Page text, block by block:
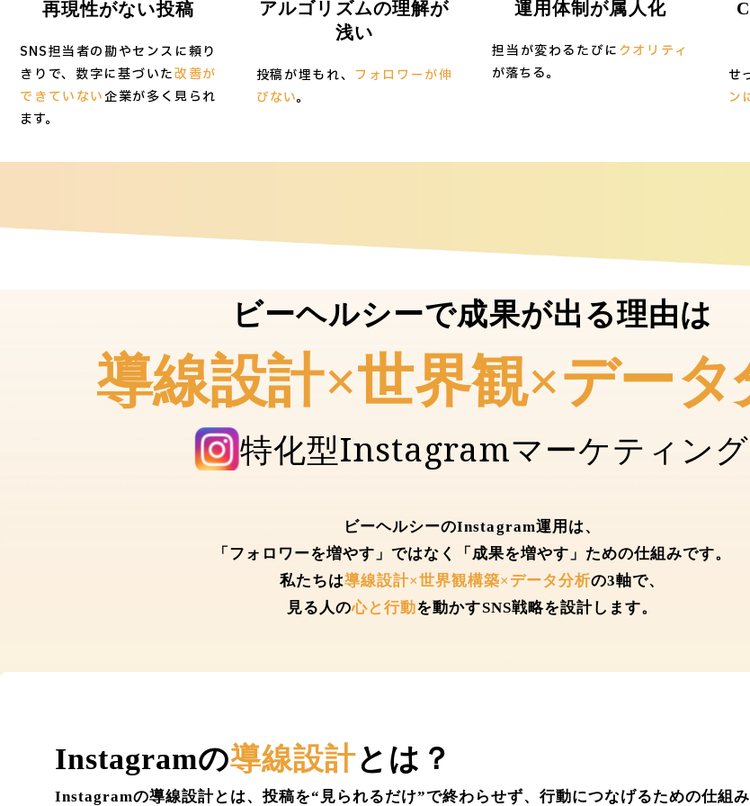
再現性がない投稿
SNS担当者の勘やセンスに頼り
きりで、数字に基づいた改善が
できていない企業が多く見られ
ます。
アルゴリズムの理解が
浅い
投稿が埋もれ、 フォロワーが伸
びない。
運用体制が属人化
担当が変わるたびにクオリティ
が落ちる。
せ
ン
ビーヘルシーで成果が出る理由は
導線設計×世界観×データ
特化型Instagramマーケティング
ビーヘルシーのInstagram運用は、
「フォロワーを増やす」ではなく「成果を増やす」ための仕組みです。
私たちは導線設計×世界観構築×データ分析の3軸で、
見る人の心と行動を動かすSNS戦略を設計します。
Instagramの導線設計とは？
Instagramの導線設計とは、投稿を“見られるだけ”で終わらせず、行動につなげるための仕組み